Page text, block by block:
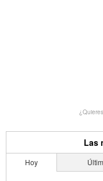
Las
Hoy